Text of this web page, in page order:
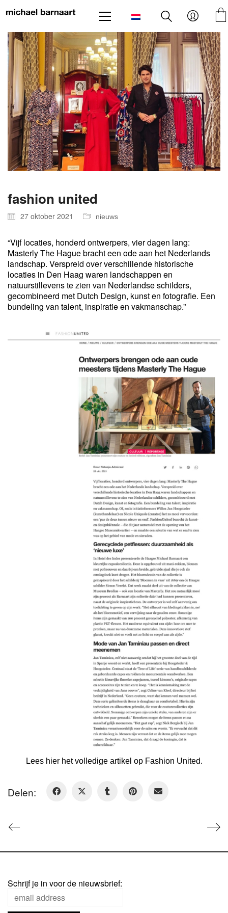
fashion united
27 oktober 2021 nieuws
“Vijf locaties, honderd ontwerpers, vier dagen lang:
Masterly The Hague bracht een ode aan het Nederlands
landschap. Verspreid over verschillende historische
locaties in Den Haag waren landschappen en
natuurstillevens te zien van Nederlandse schilders,
gecombineerd met Dutch Design, kunst en fotografie. Een
bundeling van talent, inspiratie en vakmanschap.”
Lees hier het volledige artikel op Fashion United.
Delen:
Schrijf je in voor de nieuwsbrief: